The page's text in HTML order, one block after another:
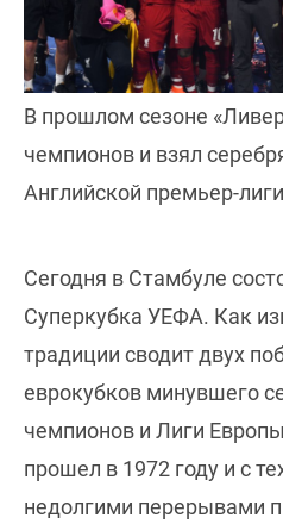
В прошлом сезоне
чемпионов и взял
Английской премьер-
Сегодня в Стамбуле
Суперкубка УЕФА. Как
традиции сводит двух
еврокубков минувшего
чемпионов и Лиги
прошел в 1972 году и с
недолгими перерывами